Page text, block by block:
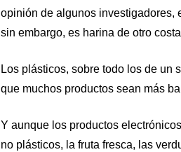
opinión de algunos investigadores,
sin embargo, es harina de otro
Los plásticos, sobre todo los de un
que muchos productos sean más
Y aunque los productos
no plásticos, la fruta fresca, las